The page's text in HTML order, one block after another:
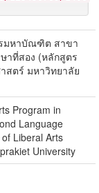
มหาบัณฑิต สาขา
าที่สอง (หลักสูตร
สตร์ มหาวิทยาลัย
Program in
Language
Liberal Arts
University